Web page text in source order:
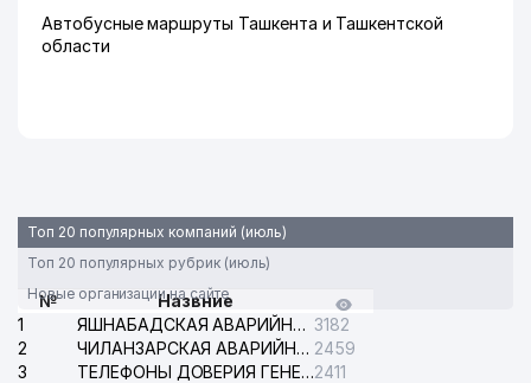
Автобусные маршруты Ташкента и Ташкентской
области
Топ 20 популярных компаний (июль)
Топ 20 популярных рубрик (июль)
Новые организации на сайте
№
Назвние
1
ЯШНАБАДСКАЯ АВАРИЙНАЯ СЛУЖБА ЭЛЕКТРОСЕТИ 3182
2
ЧИЛАНЗАРСКАЯ АВАРИЙНАЯ СЛУЖБА ЭЛЕКТРОСЕТИ 2459
3
ТЕЛЕФОНЫ ДОВЕРИЯ ГЕНЕРАЛЬНОЙ ПРОКУРАТУРЫ РЕСПУБЛИКИ УЗБЕКИСТАН2411